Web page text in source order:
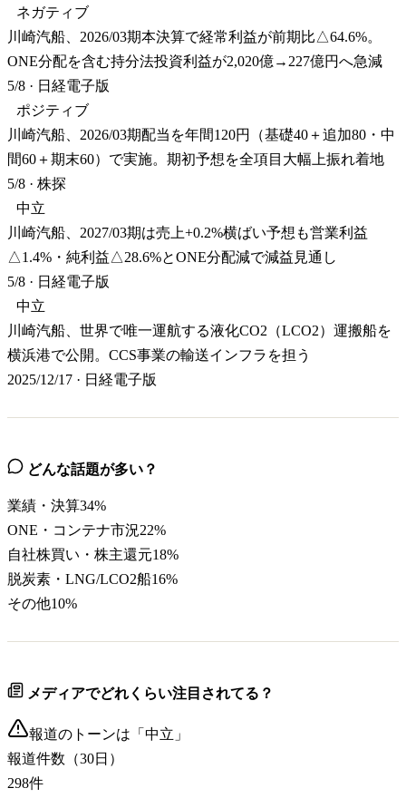
ネガティブ
川崎汽船、2026/03期本決算で経常利益が前期比△64.6%。
ONE分配を含む持分法投資利益が2,020億→227億円へ急減
5/8 · 日経電子版
ポジティブ
川崎汽船、2026/03期配当を年間120円（基礎40＋追加80・中
間60＋期末60）で実施。期初予想を全項目大幅上振れ着地
5/8 · 株探
中立
川崎汽船、2027/03期は売上+0.2%横ばい予想も営業利益
△1.4%・純利益△28.6%とONE分配減で減益見通し
5/8 · 日経電子版
中立
川崎汽船、世界で唯一運航する液化CO2（LCO2）運搬船を
横浜港で公開。CCS事業の輸送インフラを担う
2025/12/17 · 日経電子版
どんな話題が多い？
業績・決算34%
ONE・コンテナ市況22%
自社株買い・株主還元18%
脱炭素・LNG/LCO2船16%
その他10%
メディアでどれくらい注目されてる？
報道のトーンは「 中立 」
報道件数（30日）
298件